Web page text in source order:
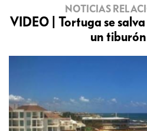
NOTICIAS
VIDEO | Tortuga se
un